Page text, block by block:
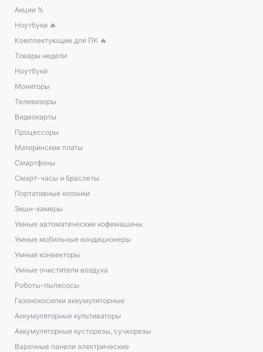
Акции %
Ноутбуки 🔥
Комплектующие для ПК 🔥
Товары недели
Ноутбуки
Мониторы
Телевизоры
Видеокарты
Процессоры
Материнские платы
Смартфоны
Смарт-часы и браслеты
Портативные колонки
Экшн-камеры
Умные автоматические кофемашины
Умные мобильные кондиционеры
Умные конвекторы
Умные очистители воздуха
Роботы-пылесосы
Газонокосилки аккумуляторные
Аккумуляторные культиваторы
Аккумуляторные кусторезы, сучкорезы
Варочные панели электрические